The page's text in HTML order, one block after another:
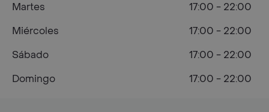
Martes
17:00 - 22:00
Miércoles
17:00 - 22:00
Sábado
17:00 - 22:00
Domingo
17:00 - 22:00